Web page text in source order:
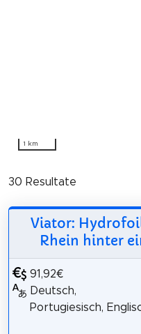
1 km
30 Resultate
Viator:
Rhein hinter
91,92€
Deutsch,
Portugiesisch,